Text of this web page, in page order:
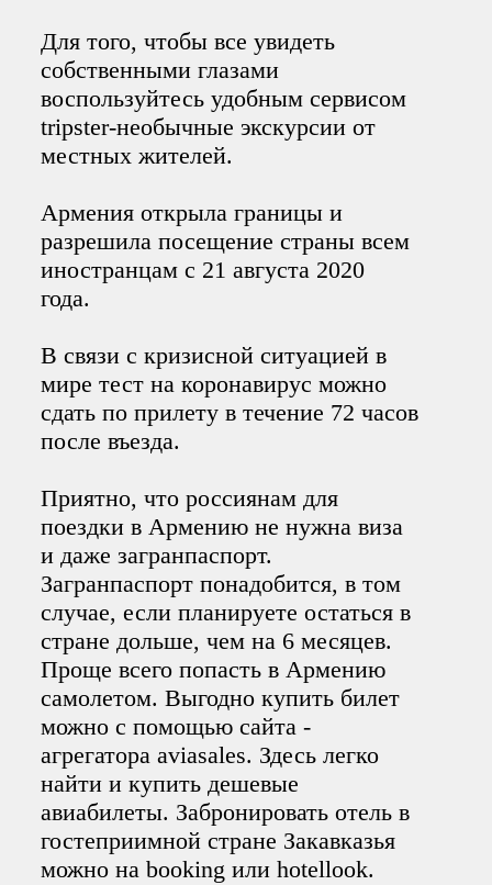
Для того, чтобы все увидеть
собственными глазами
воспользуйтесь удобным сервисом
tripster-необычные экскурсии от
местных жителей.
Армения открыла границы и
разрешила посещение страны всем
иностранцам с 21 августа 2020
года.
В связи с кризисной ситуацией в
мире тест на коронавирус можно
сдать по прилету в течение 72 часов
после въезда.
Приятно, что россиянам для
поездки в Армению не нужна виза
и даже загранпаспорт.
Загранпаспорт понадобится, в том
случае, если планируете остаться в
стране дольше, чем на 6 месяцев.
Проще всего попасть в Армению
самолетом. Выгодно купить билет
можно с помощью сайта -
агрегатора aviasales. Здесь легко
найти и купить дешевые
авиабилеты. Забронировать отель в
гостеприимной стране Закавказья
можно на booking или hotellook.